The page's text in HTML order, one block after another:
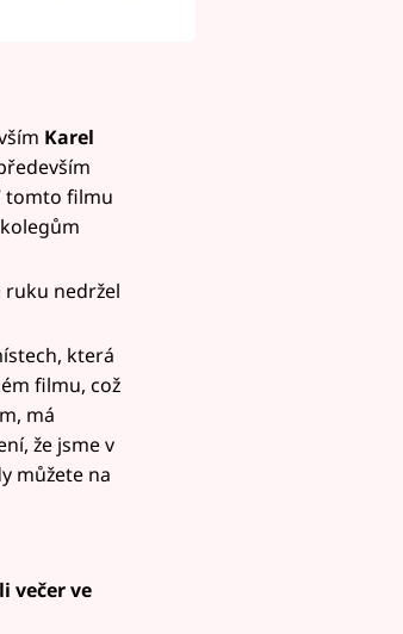
Karel
tomto filmu
ruku nedržel
která
filmu, což
má
že jsme v
můžete na
večer ve